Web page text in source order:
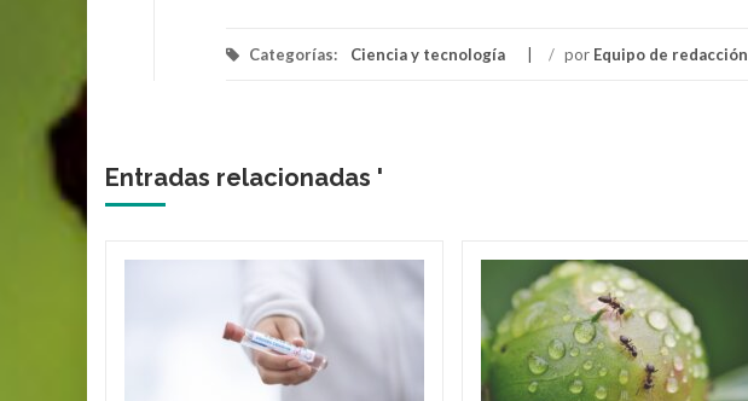
Categorías: Ciencia y tecnología / por Equipo de redacción
Entradas relacionadas '